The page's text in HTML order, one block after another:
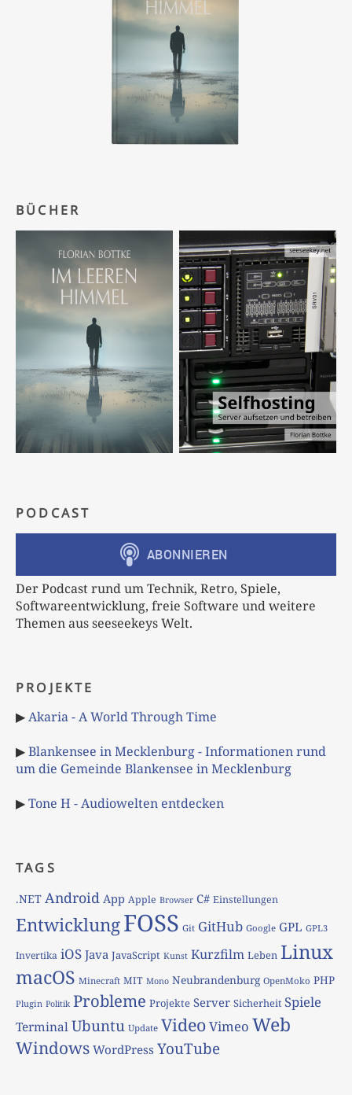
BÜCHER
PODCAST
Der Podcast rund um Technik, Retro, Spiele,
Softwareentwicklung, freie Software und weitere
Themen aus seeseekeys Welt.
PROJEKTE
▶Akaria - A World Through Time
▶Blankensee in Mecklenburg - Informationen rund
um die Gemeinde Blankensee in Mecklenburg
▶Tone H - Audiowelten entdecken
TAGS
.NET Android App Apple Browser C# Einstellungen
EntwicklungFOSS Git GitHub Google GPL GPL3
Invertika iOS Java JavaScript Kunst Kurzfilm Leben Linux
macOS Minecraft MIT Mono Neubrandenburg OpenMoko PHP
Plugin Politik Probleme Projekte Server Sicherheit Spiele
TerminalUbuntu Update VideoVimeo Web
Windows WordPress YouTube